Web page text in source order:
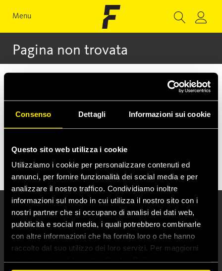
Consenso Dettagli Informazioni sui cookie
Questo sito web utilizza i cookie
Utilizziamo i cookie per personalizzare contenuti ed
annunci, per fornire funzionalità dei social media e per
analizzare il nostro traffico. Condividiamo inoltre
informazioni sul modo in cui utilizza il nostro sito con i
nostri partner che si occupano di analisi dei dati web,
pubblicità e social media, i quali potrebbero combinarle
con altre informazioni che ha fornito loro o che hanno
raccolto dal suo utilizzo dei loro servizi. Per maggiorni
Menu
Pagina non trovata
Gentile utente, la pagina richiesta
non è stata trovata
tecnica non esitate a contattarci